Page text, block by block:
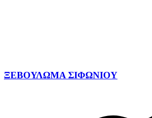
ΞΕΒΟΥΛΩΜΑ ΣΙΦΩΝΙΟΥ